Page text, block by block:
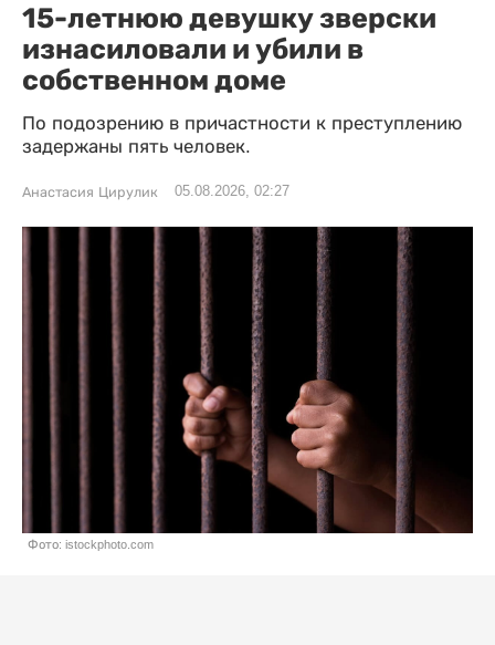
15-летнюю девушку зверски
изнасиловали и убили в
собственном доме
По подозрению в причастности к преступлению
задержаны пять человек.
Анастасия Цирулик 05.08.2026, 02:27
Фото: istockphoto.com